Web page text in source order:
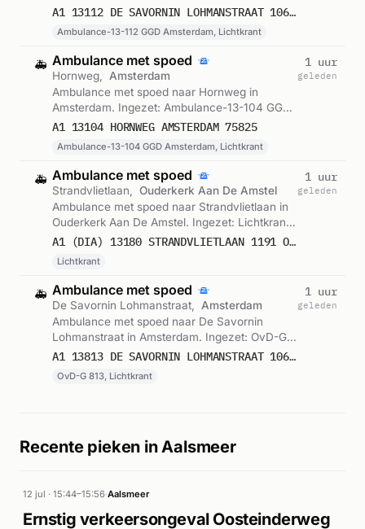
Ambulance-13-112 GGD Amsterdam,
A1 13112 DE SAVORNIN LOHMANSTRAAT 1067 AMSTERDAM 75826
Ambulance-13-112 GGD Amsterdam, Lichtkrant
🚑 Ambulance met spoed
Hornweg,
Amsterdam
Ambulance met spoed naar Hornweg in
Amsterdam. Ingezet: Ambulance-13-104 GGD
Amsterdam, Lichtkrant. Gemeld om 23:49.
A1 13104 HORNWEG AMSTERDAM 75825
Ambulance-13-104 GGD Amsterdam, Lichtkrant
1 uur
geleden
🚑 Ambulance met spoed
Strandvlietlaan,
Ouderkerk Aan De Amstel
Ambulance met spoed naar Strandvlietlaan in
Ouderkerk Aan De Amstel. Ingezet: Lichtkrant.
Gemeld om 23:47.
A1 (DIA) 13180 STRANDVLIETLAAN 1191 OUDERKERK AAN DE AMSTEL 75824
Lichtkrant
1 uur
geleden
🚑 Ambulance met spoed
De Savornin Lohmanstraat,
Amsterdam
Ambulance met spoed naar De Savornin
Lohmanstraat in Amsterdam. Ingezet: OvD-G
813, Lichtkrant. Gemeld om 23:43.
A1 13813 DE SAVORNIN LOHMANSTRAAT 1067 AMSTERDAM 75823
OvD-G 813, Lichtkrant
1 uur
geleden
Recente pieken in Aalsmeer
12 jul · 15:44–15:56·Aalsmeer
Ernstig verkeersongeval Oosteinderweg